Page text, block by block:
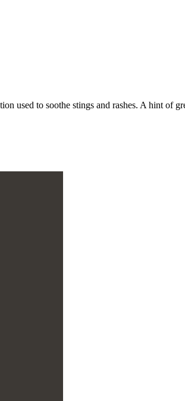
used to soothe stings and rashes. A hint of